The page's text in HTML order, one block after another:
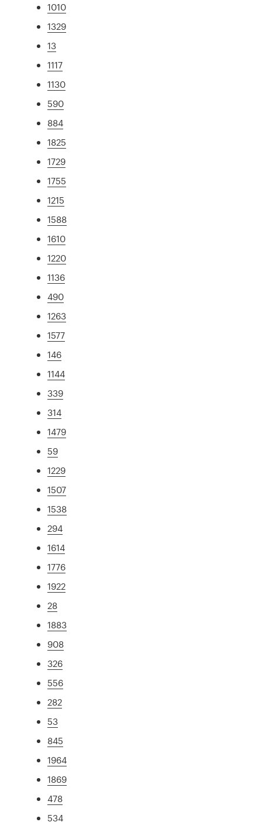
1010
1329
13
1117
1130
590
884
1825
1729
1755
1215
1588
1610
1220
1136
490
1263
1577
146
1144
339
314
1479
59
1229
1507
1538
294
1614
1776
1922
28
1883
908
326
556
282
53
845
1964
1869
478
534